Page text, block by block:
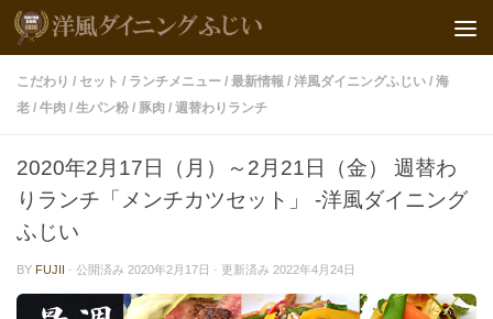
こだわり / セット / ランチメニュー / 最新情報 / 洋風ダイニングふじい / 海
老 / 牛肉 / 生パン粉 / 豚肉 / 週替わりランチ
2020年2月17日（月）～2月21日（金） 週替わ
りランチ「メンチカツセット」 -洋風ダイニング
ふじい
BY FUJII · 公開済み 2020年2月17日 · 更新済み 2022年4月24日